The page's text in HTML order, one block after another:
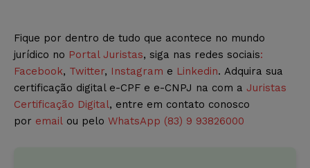
Fique por dentro de tudo que acontece no mundo
jurídico no Portal Juristas, siga nas redes sociais:
Facebook, Twitter, Instagram e Linkedin. Adquira sua
certificação digital e-CPF e e-CNPJ na com a Juristas
Certificação Digital, entre em contato conosco
por email ou pelo WhatsApp (83) 9 93826000